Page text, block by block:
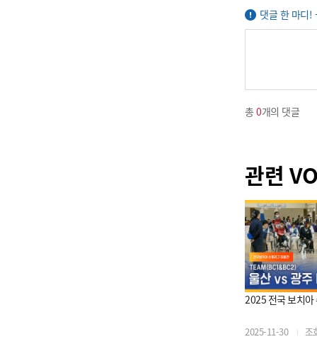
댓글 한 마디!
총0개의 댓글
관련
2025 전국 보치아
2025-11-30 조